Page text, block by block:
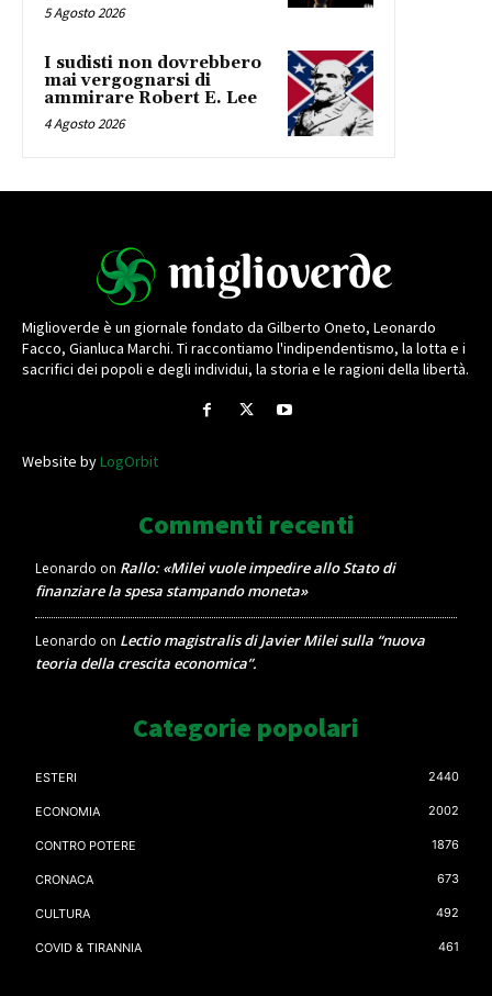
5 Agosto 2026
I sudisti non dovrebbero
mai vergognarsi di
ammirare Robert E. Lee
4 Agosto 2026
Miglioverde è un giornale fondato da Gilberto Oneto, Leonardo
Facco, Gianluca Marchi. Ti raccontiamo l'indipendentismo, la lotta e i
sacrifici dei popoli e degli individui, la storia e le ragioni della libertà.
Website byLogOrbit
Commenti recenti
Leonardo on Rallo: «Milei vuole impedire allo Stato di
finanziare la spesa stampando moneta»
Leonardo on Lectio magistralis di Javier Milei sulla “nuova
teoria della crescita economica”.
Categorie popolari
ESTERI 2440
ECONOMIA 2002
CONTRO POTERE 1876
CRONACA 673
CULTURA 492
COVID & TIRANNIA 461